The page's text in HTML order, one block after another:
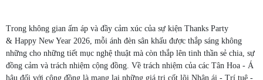
Trong không gian ấm áp và đầy cảm xúc của sự kiện Thanks Party
& Happy New Year 2026, mỗi ánh đèn sân khấu được thắp sáng không
những cho những tiết mục nghệ thuật mà còn thắp lên tinh thần sẻ chia, sự
đồng cảm và trách nhiệm cộng đồng. Về trách nhiệm của các Tân Hoa - Á
hậu đối với cộng đồng là mang lại những giá trị cốt lõi Nhân ái - Trí tuệ -